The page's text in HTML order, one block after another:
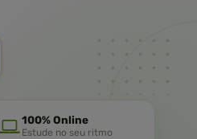
100% Online
Estude no seu ritmo